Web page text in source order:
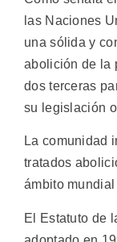
las Naciones
una sólida y
abolición de la
dos terceras
su legislación
La comunidad
tratados
ámbito
El Estatuto de